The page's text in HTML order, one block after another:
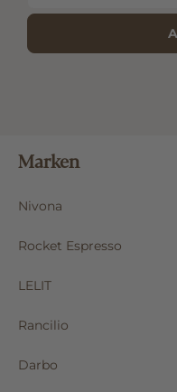
Marken
Nivona
Rocket Espresso
LELIT
Rancilio
Darbo